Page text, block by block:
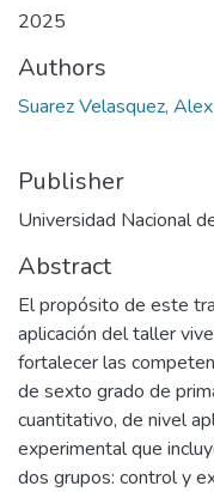
2025
Authors
Suarez Velasquez, Alex
Publisher
Universidad Nacional
Abstract
El propósito de este
aplicación del taller
fortalecer las
de sexto grado de
cuantitativo, de nivel
experimental que
dos grupos: control y